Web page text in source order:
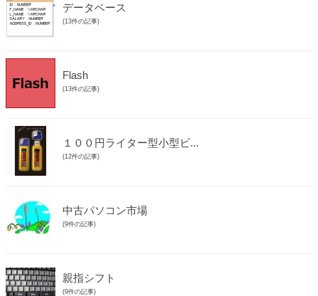
データベース
(13件の記事)
Flash
(13件の記事)
１００円ライター型小型ビ...
(12件の記事)
中古パソコン市場
(9件の記事)
親指シフト
(9件の記事)